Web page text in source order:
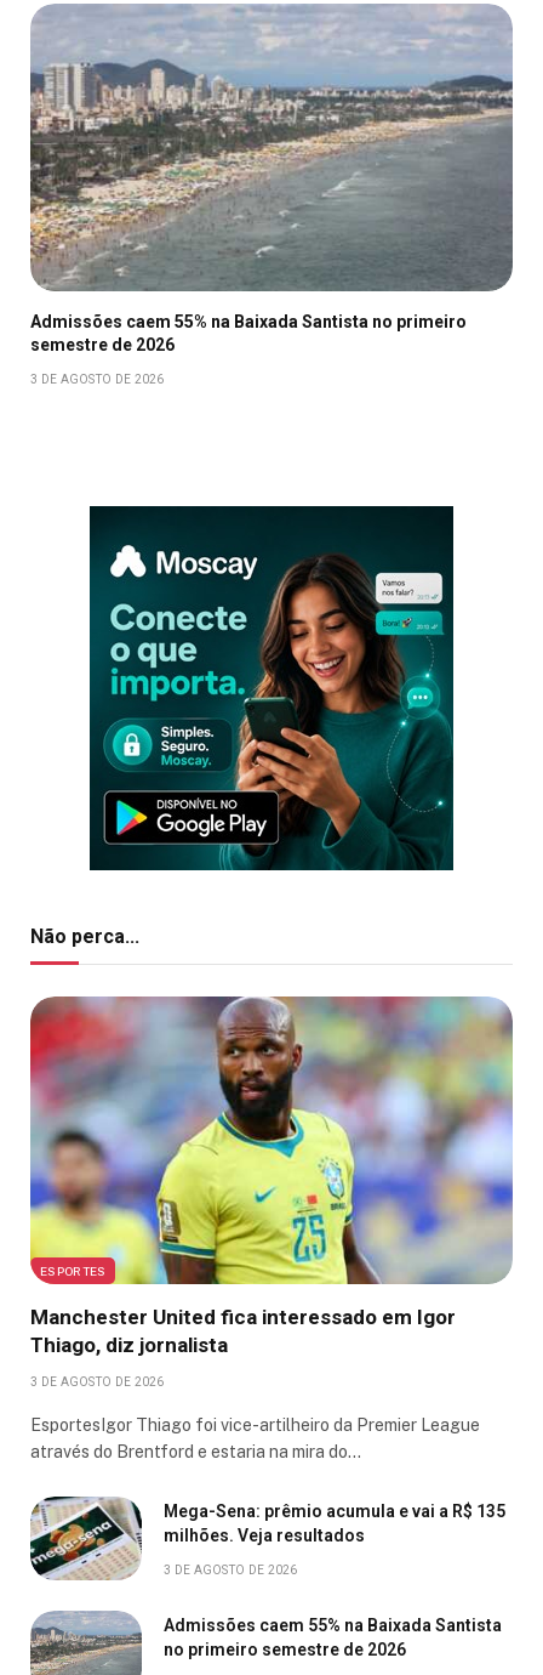
Admissões caem 55% na Baixada Santista no primeiro
semestre de 2026
3 DE AGOSTO DE 2026
Não perca...
ESPORTES
Manchester United fica interessado em Igor
Thiago, diz jornalista
3 DE AGOSTO DE 2026
EsportesIgor Thiago foi vice-artilheiro da Premier League
através do Brentford e estaria na mira do…
Mega-Sena: prêmio acumula e vai a R$ 135
milhões. Veja resultados
3 DE AGOSTO DE 2026
Admissões caem 55% na Baixada Santista
no primeiro semestre de 2026